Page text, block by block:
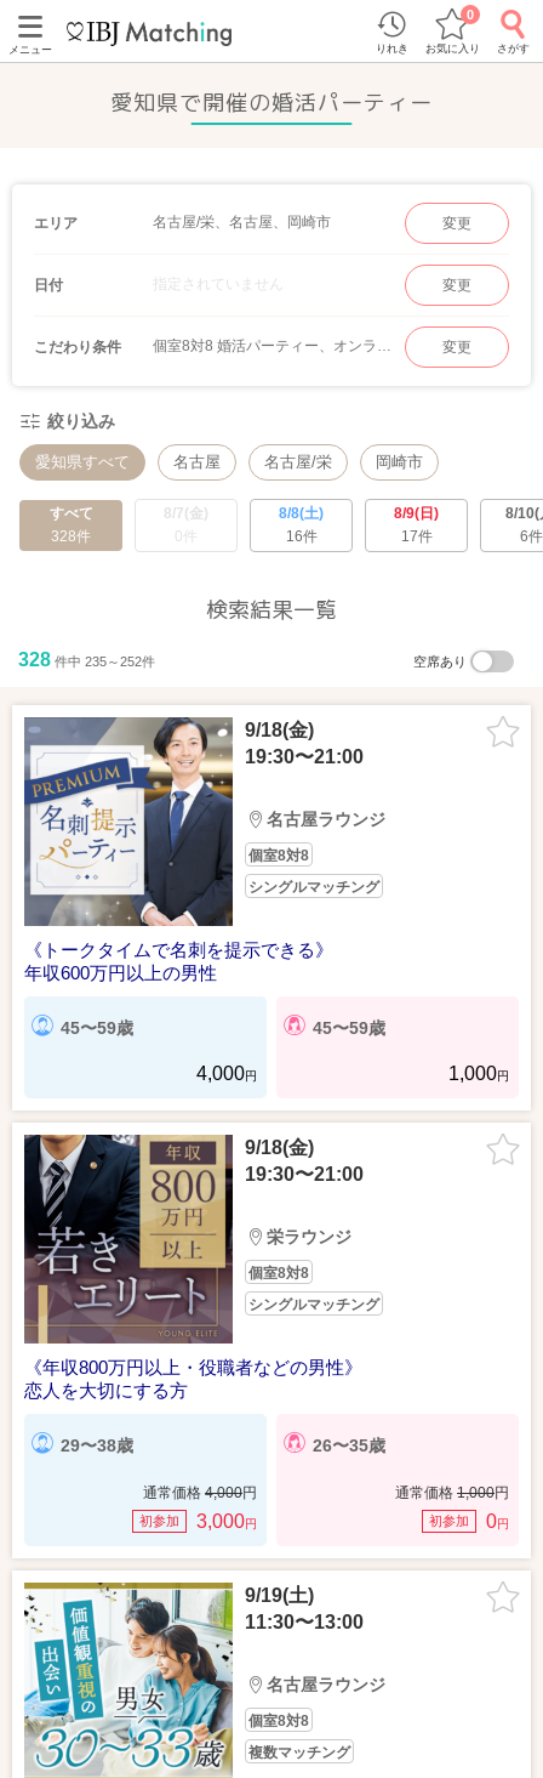
メニュー りれき お気に入り
0
さがす
愛知県で開催の婚活パーティー
エリア 名古屋/栄、名古屋、岡崎市 変更
日付 指定されていません 変更
こだわり条件 個室8対8 婚活パーティー、オンラインマッチング 変更
絞り込み
愛知県すべて 名古屋 名古屋/栄 岡崎市
すべて
328件
8/7(金)
0件
8/8(土)
16件
8/9(日)
17件
8/10(
6件
検索結果一覧
328 件中 235～252件 空席あり
9/18(金)
19:30〜21:00
名古屋ラウンジ
個室8対8
シングルマッチング
《トークタイムで名刺を提示できる》
年収600万円以上の男性
45〜59歳
4,000円
45〜59歳
1,000円
9/18(金)
19:30〜21:00
栄ラウンジ
個室8対8
シングルマッチング
《年収800万円以上・役職者などの男性》
恋人を大切にする方
29〜38歳
通常価格 4,000円
初参加 3,000円
26〜35歳
通常価格 1,000円
初参加 0円
9/19(土)
11:30〜13:00
名古屋ラウンジ
個室8対8
複数マッチング